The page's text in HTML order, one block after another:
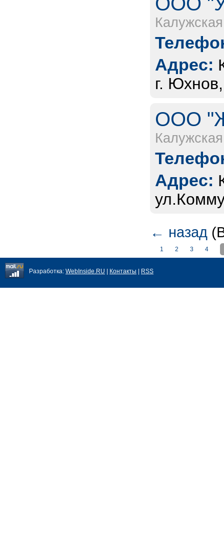
Адрес:
г.
ООО
Адрес:
← назад
1 2 3 4
Разработка: WebInside.RU Контакты RSS